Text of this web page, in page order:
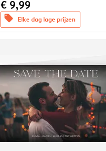
€ 9,99
offers Elke dag lage prijzen